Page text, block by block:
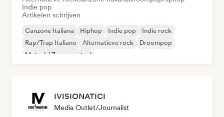
Indie pop
Artikelen schrijven
Canzone Italiana Hiphop Indie pop
Indie rock
Rap/Trap Italiano
Alternatieve rock
Droompop
Metaal / Zwaar metaal
IVISIONATICI
Media Outlet/Journalist